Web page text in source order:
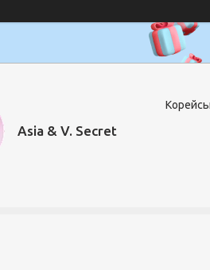
Asia & V. Secret